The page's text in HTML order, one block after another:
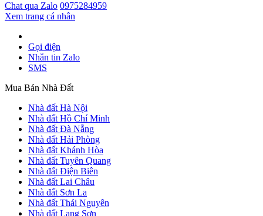
Chat qua Zalo 0975284959
Xem trang cá nhân
Gọi điện
Nhắn tin Zalo
SMS
Mua Bán Nhà Đất
Nhà đất Hà Nội
Nhà đất Hồ Chí Minh
Nhà đất Đà Nẵng
Nhà đất Hải Phòng
Nhà đất Khánh Hòa
Nhà đất Tuyên Quang
Nhà đất Điện Biên
Nhà đất Lai Châu
Nhà đất Sơn La
Nhà đất Thái Nguyên
Nhà đất Lạng Sơn